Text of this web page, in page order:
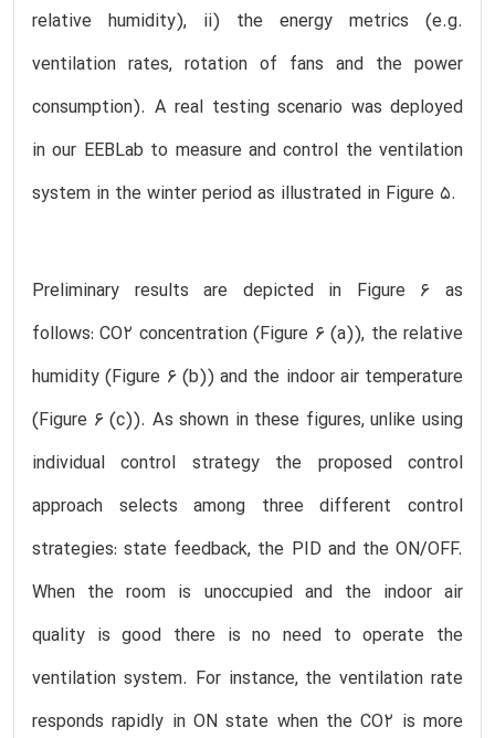
relative humidity), ii) the energy metrics (e.g.
ventilation rates, rotation of fans and the power
consumption). A real testing scenario was deployed
in our EEBLab to measure and control the ventilation
system in the winter period as illustrated in Figure 5.
Preliminary results are depicted in Figure 6 as
follows: CO2 concentration (Figure 6 (a)), the relative
humidity (Figure 6 (b)) and the indoor air temperature
(Figure 6 (c)). As shown in these figures, unlike using
individual control strategy the proposed control
approach selects among three different control
strategies: state feedback, the PID and the ON/OFF.
When the room is unoccupied and the indoor air
quality is good there is no need to operate the
ventilation system. For instance, the ventilation rate
responds rapidly in ON state when the CO2 is more